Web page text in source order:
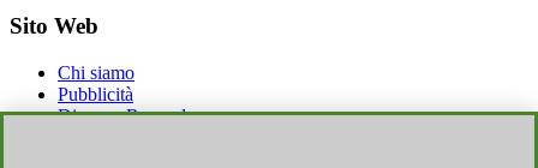
Sito Web
Chi siamo
Pubblicità
Discoup Rewards